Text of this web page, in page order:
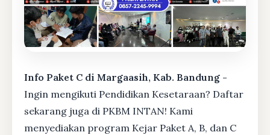
Info Paket C di Margaasih, Kab. Bandung -
Ingin mengikuti Pendidikan Kesetaraan? Daftar
sekarang juga di PKBM INTAN! Kami
menyediakan program Kejar Paket A, B, dan C